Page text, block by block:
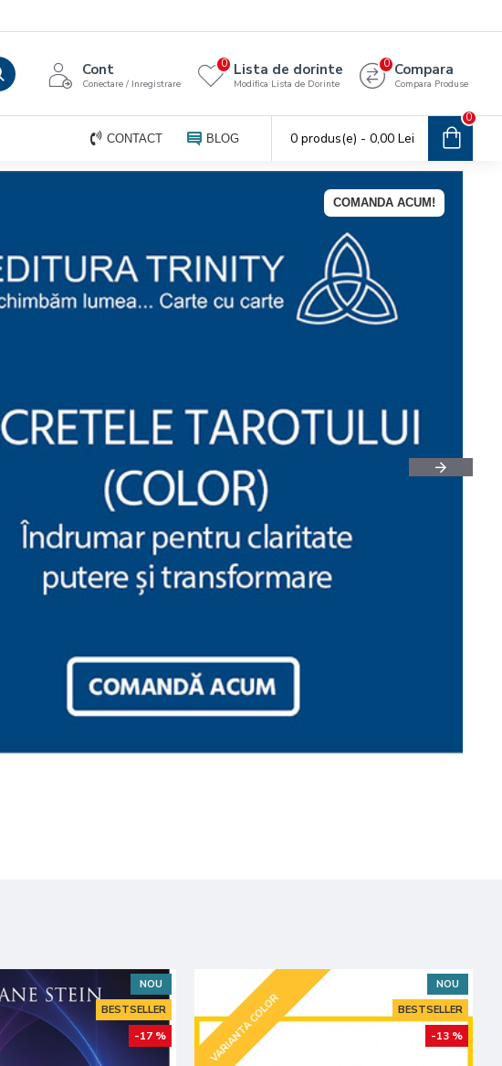
Cont
Conectare / Inregistrare
Lista de dorinte
Modifica Lista de Dorinte
0 Compara
Compara Produse
0
CONTACT BLOG 0 produs(e) - 0,00 Lei
0
COMANDA ACUM!
NOU
BESTSELLER
-17 %
NOU
BESTSELLER
VARIANTA COLOR -13 %